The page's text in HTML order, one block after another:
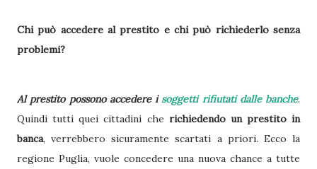
Chi può accedere al prestito e chi può richiederlo senza
problemi?
Al prestito possono accedere isoggetti rifiutati dalle banche.
Quindi tutti quei cittadini che richiedendo un prestito in
banca, verrebbero sicuramente scartati a priori. Ecco la
regione Puglia, vuole concedere una nuova chance a tutte